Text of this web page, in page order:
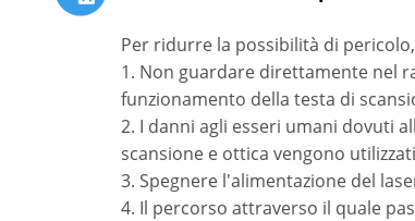
Per ridurre la possibilità di
1. Non guardare direttamente nel
funzionamento della testa di
2. I danni agli esseri umani dovuti
scansione e ottica vengono
3. Spegnere l'alimentazione del
4. Il percorso attraverso il quale